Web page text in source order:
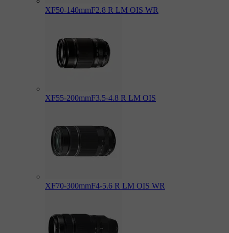
XF50-140mmF2.8 R LM OIS WR
XF55-200mmF3.5-4.8 R LM OIS
XF70-300mmF4-5.6 R LM OIS WR